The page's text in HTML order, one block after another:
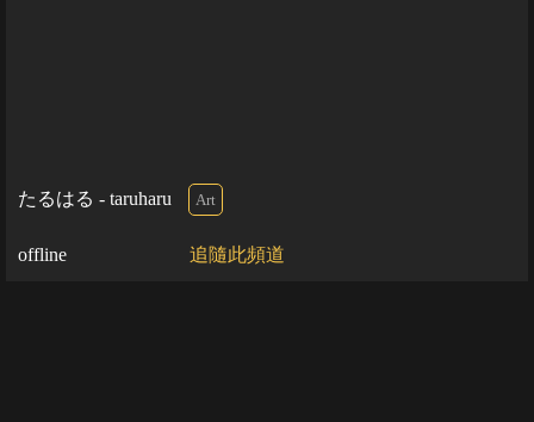
たるはる - taruharu Art
offline 追隨此頻道